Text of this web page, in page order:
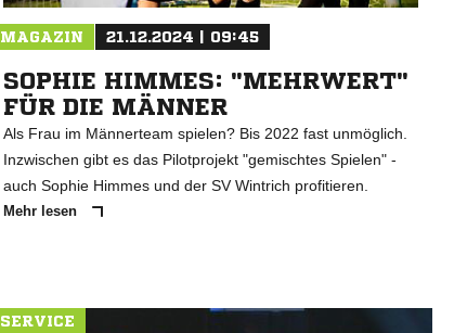
MAGAZIN 21.12.2024 | 09:45
SOPHIE HIMMES: "MEHRWERT"
FÜR DIE MÄNNER
Als Frau im Männerteam spielen? Bis 2022 fast unmöglich.
Inzwischen gibt es das Pilotprojekt "gemischtes Spielen" -
auch Sophie Himmes und der SV Wintrich profitieren.
Mehr lesen
SERVICE